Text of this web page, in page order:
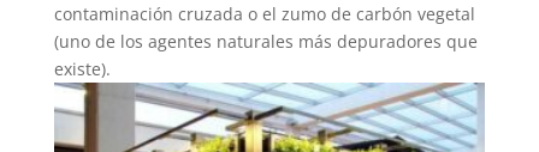
contaminación cruzada o el zumo de carbón vegetal
(uno de los agentes naturales más depuradores que
existe).